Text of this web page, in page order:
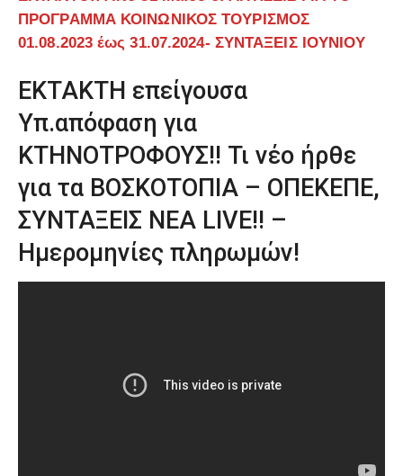
ΠΡΟΓΡΑΜΜΑ ΚΟΙΝΩΝΙΚΟΣ ΤΟΥΡΙΣΜΟΣ
01.08.2023 έως 31.07.2024- ΣΥΝΤΑΞΕΙΣ ΙΟΥΝΙΟΥ
ΕΚΤΑΚΤΗ επείγουσα
Υπ.απόφαση για
ΚΤΗΝΟΤΡΟΦΟΥΣ!! Τι νέο ήρθε
για τα ΒΟΣΚΟΤΟΠΙΑ – ΟΠΕΚΕΠΕ,
ΣΥΝΤΑΞΕΙΣ NEA LIVE!! –
Ημερομηνίες πληρωμών!